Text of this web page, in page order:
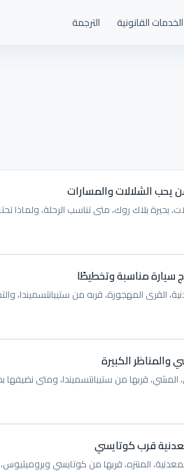
الخدمات القانونية الترجمة
يحب الشلالات والمسارات
بحيرة بلاك روك، متى تناسب الرحلة، ولماذا
سيارة مناسبة وتخطيطًا
القرى المهجورة، قربه من ستيبانتسميندا،
والمناظر الكبيرة
قربها من ستيبانتسميندا، ومتى نضيفها
قرب كوتايسي
المنتزه، قربها من كوتايسي